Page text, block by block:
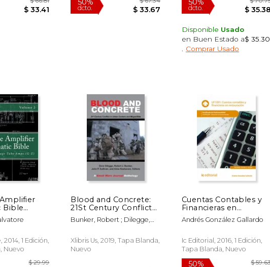
50%
dcto.
50%
dcto.
Disponible Usado
en Buen Estado a$ 35.30
Comprar Usado
Bible
of
Amps
1 Edición,
Nuevo
Blood and Concrete:
21St Century Conflict
in Urban Centers and
Megacities—A Small
Anthology (en Inglés)
Bunker, Robert ; Dilegge,
Xlibris Us, 2019, Tapa Blanda,
Nuevo
Cuentas Contables y
Financieras en
Restauración.
Hotr0309 - Dirección
Andrés González Gallardo
Ic Editorial, 2016, 1 Edición,
Tapa Blanda, Nuevo